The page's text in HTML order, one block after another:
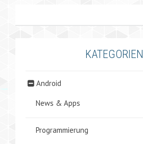
KATEGORIEN
Android
News & Apps
Programmierung